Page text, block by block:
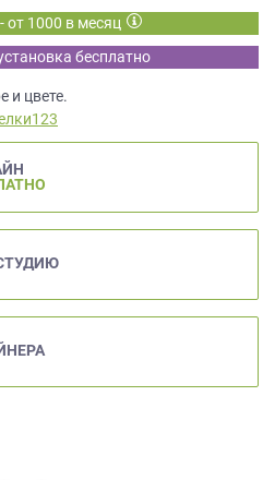
от 1000 в месяц
бесплатно
и цвете.